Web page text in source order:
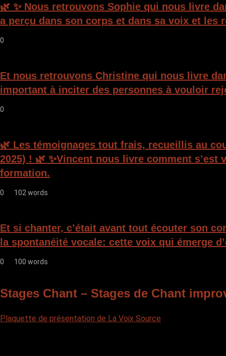
🌿 ✨ Nous retrouvons Sophie qui nous livre
a perçu dans son corps et dans sa voix et les
0
Et nous retrouvons Christine qui nous livre
important à inciter des personnes à vouloir
0
🌿 Les témoignages tout frais, recueillis au
2025) ! 🌿 ✨Vincent nous livre comment
formation.
0 102 words
Et si chanter, c’était avant tout écouter son
la spontanéité vocale: cette voix qui émerge
0 100 words
Stages Chant – Stages de Chant
Plaquette de présentation de La Voix Source